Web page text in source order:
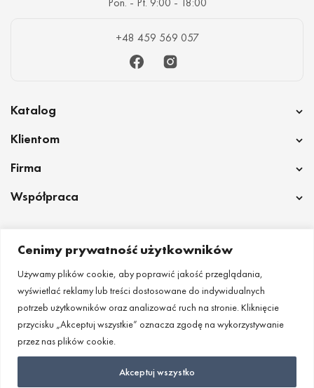
Cenimy prywatność użytkowników
Używamy plików cookie, aby poprawić jakość przeglądania,
wyświetlać reklamy lub treści dostosowane do indywidualnych
potrzeb użytkowników oraz analizować ruch na stronie. Kliknięcie
przycisku „Akceptuj wszystkie” oznacza zgodę na wykorzystywanie
przez nas plików cookie.
Akceptuj wszystko
+48 459 569 057
FacebookInstagram
Katalog
Klientom
Firma
Współpraca
Wrocław Poznan Lublinin Krakow Szczecin Łodz
Kielcе
Częstochowa Torun Białymstok Gdynia
Gdańsk
Bydgoszcz
Olsztyn Gliwice Radom Tarnów Opole
Rzeszów
Sosnowiec
Zabrze Bielsko-Biała Chorzow Elbląg
Płock
Zielona Góra
Ruda Śląska Bytom